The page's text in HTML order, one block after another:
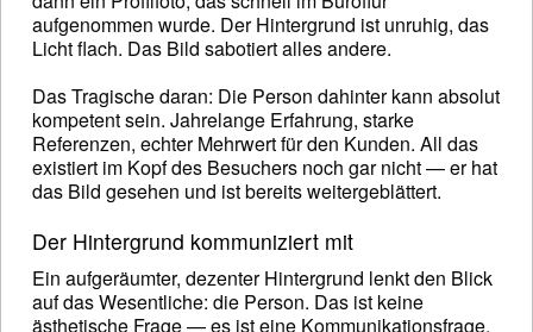
aufgenommen wurde. Der Hintergrund ist unruhig, das
Licht flach. Das Bild sabotiert alles andere.
Das Tragische daran: Die Person dahinter kann absolut
kompetent sein. Jahrelange Erfahrung, starke
Referenzen, echter Mehrwert für den Kunden. All das
existiert im Kopf des Besuchers noch gar nicht — er hat
das Bild gesehen und ist bereits weitergeblättert.
Der Hintergrund kommuniziert mit
Ein aufgeräumter, dezenter Hintergrund lenkt den Blick
auf das Wesentliche: die Person. Das ist keine
ästhetische Frage — es ist eine Kommunikationsfrage.